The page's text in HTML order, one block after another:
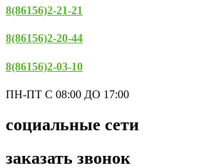
8(86156)2-21-21
8(86156)2-20-44
8(86156)2-03-10
ПН-ПТ С 08:00 ДО 17:00
социальные сети
заказать звонок